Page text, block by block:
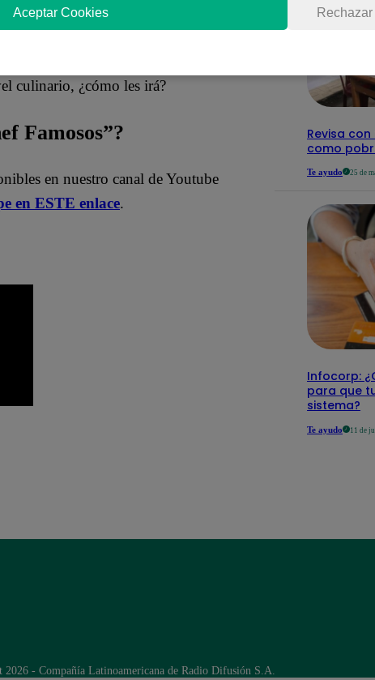
Gran Chef Famosos: La Academia”.
culinario, ¿cómo les irá?
Famosos”?
en nuestro canal de Youtube
en ESTE enlace.
Revisa con
como
Te ayudo 25 de
Infocorp:
para que
sistema?
Te ayudo 11 de
Aceptar Cookies Rechazar
- Compañía Latinoamericana de Radio Difusión S.A.